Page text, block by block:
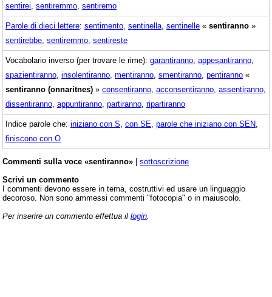
sentirei sentiremmo sentiremo
Parole di dieci lettere: sentimento sentinella sentinelle « sentiranno »
sentirebbe sentiremmo sentireste
Vocabolario inverso (per trovare le rime): garantiranno appesantiranno
spazientiranno insolentiranno mentiranno smentiranno pentiranno «
sentiranno (onnaritnes) » consentiranno acconsentiranno assentiranno
dissentiranno appuntiranno partiranno ripartiranno
Indice parole che: iniziano con S con SE parole che iniziano con SEN
finiscono con O
Commenti sulla voce «sentiranno» | sottoscrizione
Scrivi un commento
I commenti devono essere in tema, costruttivi ed usare un linguaggio
decoroso. Non sono ammessi commenti "fotocopia" o in maiuscolo.
Per inserire un commento effettua il login